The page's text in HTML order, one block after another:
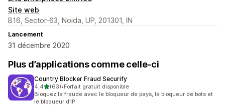
Site web
B16, Sector-63, Noida, UP, 201301, IN
Lancement
31 décembre 2020
Plus d’applications comme celle-ci
Country Blocker Fraud Securify
4,4étoile(s) sur 5
(63)
63 avis au total
•Forfait gratuit disponible
Bloquez la fraude avec le bloqueur de pays, le bloqueur de bots et
le bloqueur d’IP